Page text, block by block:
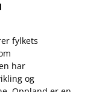
fylkets
har
og